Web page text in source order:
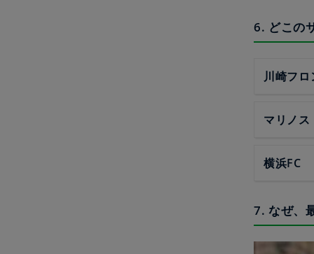
6. どこの
川崎フ
マリノス
横浜FC
7. なぜ、